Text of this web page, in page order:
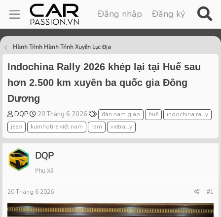
Đăng nhập Đăng ký
Hành Trình Hành Trình Xuyên Lục Địa
Indochina Rally 2026 khép lại tại Huế sau
hơn 2.500 km xuyên ba quốc gia Đông
Dương
T
h
r
e
a
d
s
a
r
t
DQP
S
t
a
r
t
a
e
20 Tháng 6 2026
T
a
g
s
đàn nam giao huế
indochina rally
jeep
kumhotire việt nam ram vietrally
DQP
Phụ Xế
20 Tháng 6 2026 #1